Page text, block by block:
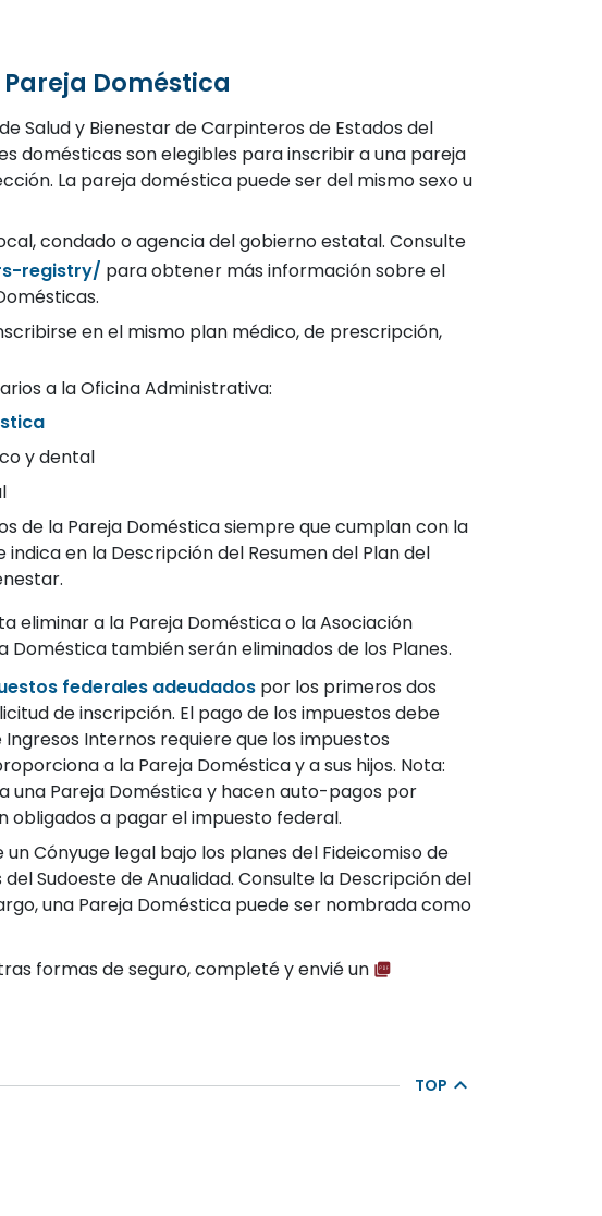
Doméstica
Salud y Bienestar de Carpinteros de Estados del
domésticas son elegibles para inscribir a una pareja
La pareja doméstica puede ser del mismo sexo u
condado o agencia del gobierno estatal. Consulte
registry/ para obtener más información sobre el
en el mismo plan médico, de prescripción,
a la Oficina Administrativa:
y dental
de la Pareja Doméstica siempre que cumplan con la
en la Descripción del Resumen del Plan del
eliminar a la Pareja Doméstica o la Asociación
también serán eliminados de los Planes.
federales adeudadospor los primeros dos
de inscripción. El pago de los impuestos debe
Internos requiere que los impuestos
a la Pareja Doméstica y a sus hijos. Nota:
una Pareja Doméstica y hacen auto-pagos por
a pagar el impuesto federal.
Cónyuge legal bajo los planes del Fideicomiso de
Sudoeste de Anualidad. Consulte la Descripción del
una Pareja Doméstica puede ser nombrada como
formas de seguro, completé y envié un
TOP